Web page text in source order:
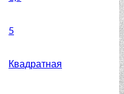
5
Квадратная